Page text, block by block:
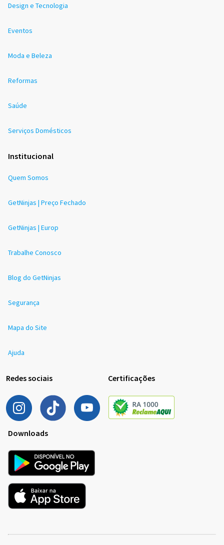
Design e Tecnologia
Eventos
Moda e Beleza
Reformas
Saúde
Serviços Domésticos
Institucional
Quem Somos
GetNinjas | Preço Fechado
GetNinjas | Europ
Trabalhe Conosco
Blog do GetNinjas
Segurança
Mapa do Site
Ajuda
Redes sociais Certificações
Downloads